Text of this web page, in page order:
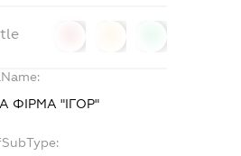
ФІРМА "ІГОР"